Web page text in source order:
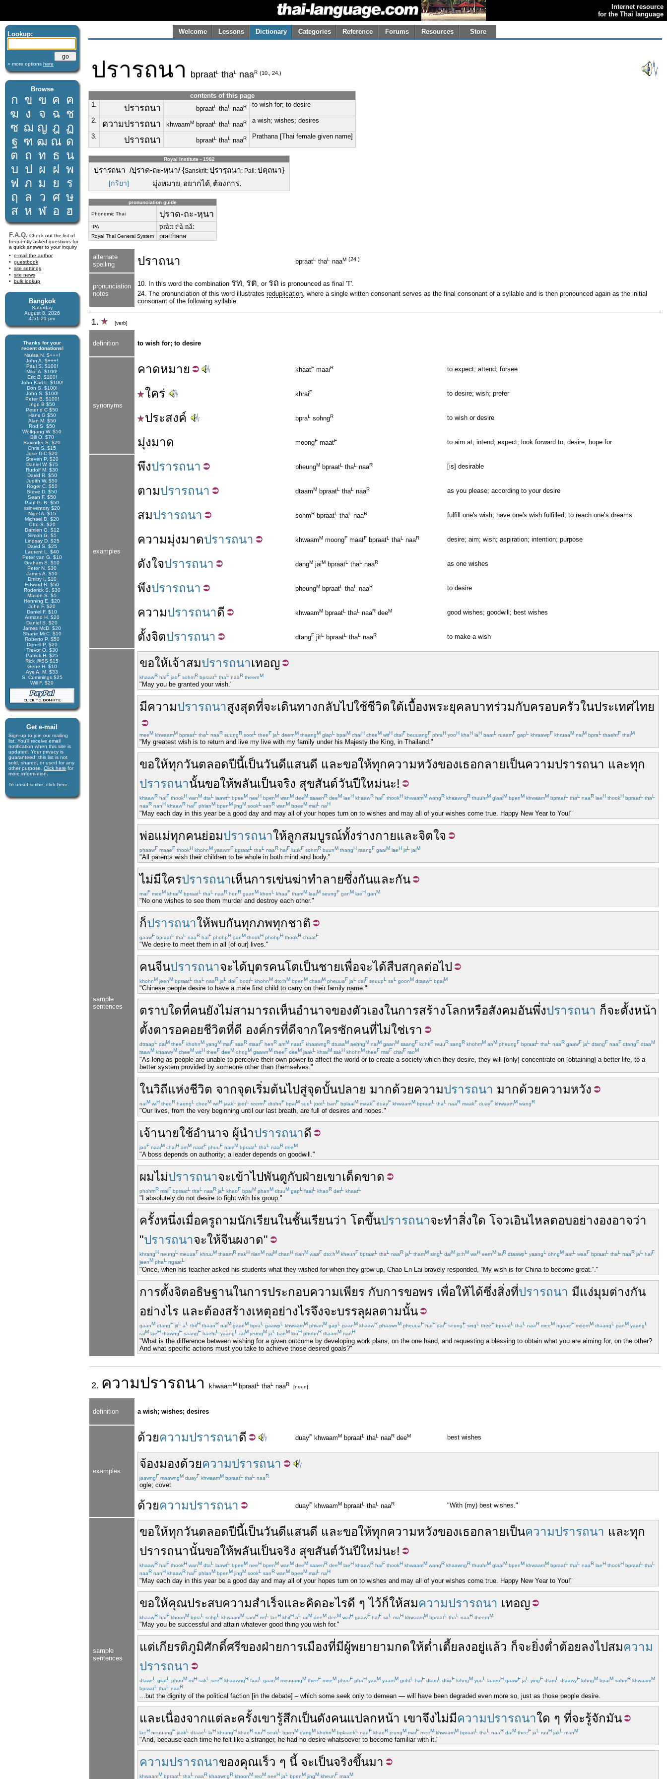
Internet resource
for the Thai language
Lookup:
» more options here
Browse
ก ข ฃ ค ฅ
ฆ ง จ ฉ ช
ซ ฌ ญ ฎ ฏ
ฐ ฑ ฒ ณ ด
ต ถ ท ธ น
บ ป ผ ฝ พ
ฟ ภ ม ย
ร
ฤ
ล ว ศ ษ
ส ห ฬ อ ฮ
F.A.Q. Check out the list of
frequently asked questions for
a quick answer to your inquiry
e-mail the author
guestbook
site settings
site news
bulk lookup
Bangkok
Saturday
August 8, 2026
4:51:22 pm
Thanks for your
recent donations!
Narisa N. $+++!
John A. $+++!
Paul S. $100!
Mike A. $100!
Eric B. $100!
John Karl L. $100!
Don S. $100!
John S. $100!
Peter B. $100!
Ingo B $50
Peter d C $50
Hans G $50
Alan M. $50
Rod S. $50
Wolfgang W. $50
Bill O. $70
Ravinder S. $20
Chris S. $15
Jose D-C $20
Steven P. $20
Daniel W. $75
Rudolf M. $30
David R. $50
Judith W. $50
Roger C. $50
Steve D. $50
Sean F. $50
Paul G. B. $50
xsinventory $20
Nigel A. $15
Michael B. $20
Otto S. $20
Damien G. $12
Simon G. $5
Lindsay D. $25
David S. $25
Laurent L. $40
Peter van G. $10
Graham S. $10
Peter N. $30
James A. $10
Dmitry I. $10
Edward R. $50
Roderick S. $30
Mason S. $5
Henning E. $20
John F. $20
Daniel F. $10
Armand H. $20
Daniel S. $20
James McD. $20
Shane McC. $10
Roberto P. $50
Derrell P. $20
Trevor O. $30
Patrick H. $25
Rick @SS $15
Gene H. $10
Aye A. M. $33
S. Cummings $25
Will F. $20
Get e-mail
Sign-up to join our mail­ing
list. You'll receive e­mail
notification when this site is
updated. Your privacy is
guaran­teed; this list is not
sold, shared, or used for any
other purpose. Click here for
more infor­mation.
To unsubscribe, click here
Welcome Lessons Dictionary Categories Reference Forums Resources Store
ปรารถนา bpraatL thaL naaR (10., 24.)
contents of this page
1.
ปรารถนา bpraatL thaL naaR to wish for; to desire
2. ความปรารถนา khwaamM bpraatL thaL naaR a wish; wishes; desires
3. ปรารถนา bpraatL thaL naaR Prathana [Thai female given name]
Royal Institute - 1982
ปรารถนา /ปฺราด-ถะ-หฺนา/ {Sanskrit: ปฺรารฺถนา; Pali: ปตฺถนา}
[กริยา] มุ่งหมาย, อยากได้, ต้องการ.
pronunciation guide
Phonemic Thai ปฺราด-ถะ-หฺนา
IPA pràːt tʰà nǎː
Royal Thai General System pratthana
alternate
spelling
ปราถนา bpraatL thaL naaM (24.)
pronunciation
notes
10. In this word the combination รท, รต, or รถ is pronounced as final 'T'.
24. The pronunciation of this word illustrates reduplication, where a single written consonant serves as the final consonant of a syllable and is then pronounced again as the initial
consonant of the following syllable.
1. [verb]
definition to wish for; to desire
synonyms
คาดหมาย khaatF maaiR to expect; attend; forsee
ใคร่ khraiF to desire; wish; prefer
ประสงค์ bpraL sohngR to wish or desire
มุ่งมาด moongF maatF to aim at; intend; expect; look forward to; desire; hope for
examples
พึงปรารถนา pheungM bpraatL thaL naaR [is] desirable
ตามปรารถนา dtaamM bpraatL thaL naaR as you please; according to your desire
สมปรารถนา sohmR bpraatL thaL naaR fulfill one's wish; have one's wish fulfilled; to reach one’s dreams
ความมุ่งมาดปรารถนา khwaamM moongF maatF bpraatL thaL naaR desire; aim; wish; aspiration; intention; purpose
ดังใจปรารถนา dangM jaiM bpraatL thaL naaR as one wishes
พึงปรารถนา pheungM bpraatL thaL naaR to desire
ความปรารถนาดี khwaamM bpraatL thaL naaR deeM good wishes; goodwill; best wishes
ตั้งจิตปรารถนา dtangF jitL bpraatL thaL naaR to make a wish
sample
sentences
ขอให้เจ้าสมปรารถนาเทอญ
khaawR haiF jaoF sohmR bpraatL thaL naaR theernM
"May you be granted your wish."
มีความปรารถนาสูงสุดที่จะเดินทางกลับไปใช้ชีวิตใต้เบื้องพระยุคลบาทร่วมกับครอบครัวในประเทศไทย
meeM khwaamM bpraatL thaL naaR suungR sootL theeF jaL deernM thaangM glapL bpaiM chaiH cheeM witH dtaiF beuuangF phraH yooH khaH laH baatL ruaamF gapL khraawpF khruaaM naiM bpraL thaehtF thaiM
"My greatest wish is to return and live my live with my family under his Majesty the King, in Thailand."
ขอให้ทุกวันตลอดปีนี้เป็นวันดีแสนดี และขอให้ทุกความหวังของเธอกลายเป็นความปรารถนา และทุก
ปรารถนานั้นขอให้พลันเป็นจริง สุขสันต์วันปีใหม่นะ!
khaawR haiF thookH wanM dtaL laawtL bpeeM neeH bpenM wanM deeM saaenR deeM laeH khaawR haiF thookH khwaamM wangR khaawngR thuuhrM glaaiM bpenM khwaamM bpraatL thaL naaR laeH thookH bpraatL thaL
naaR nanH khaawR haiF phlanM bpenM jingM sookL sanR wanM bpeeM maiL naH
"May each day in this year be a good day and may all of your hopes turn on to wishes and may all of your wishes come true. Happy New Year to You!"
พ่อแม่ทุกคนย่อมปรารถนาให้ลูกสมบูรณ์ทั้งร่างกายและจิตใจ
phaawF maaeF thookH khohnM yaawmF bpraatL thaL naaR haiF luukF sohmR buunM thangH raangF gaaiM laeH jitL jaiM
"All parents wish their children to be whole in both mind and body."
ไม่มีใครปรารถนาเห็นการเข่นฆ่าทำลายซึ่งกันและกัน
maiF meeM khraiM bpraatL thaL naaR henR gaanM khenL khaaF thamM laaiM seungF ganM laeH ganM
"No one wishes to see them murder and destroy each other."
ก็ปรารถนาให้พบกันทุกภพทุกชาติ
gaawF bpraatL thaL naaR haiF phohpH ganM thookH phohpH thookH chaatF
"We desire to meet them in all [of our] lives."
คนจีนปรารถนาจะได้บุตรคนโตเป็นชายเพื่อจะได้สืบสกุลต่อไป
khohnM jeenM bpraatL thaL naaR jaL daiF bootL khohnM dto:hM bpenM chaaiM pheuuaF jaL daiF seuupL saL goonM dtaawL bpaiM
"Chinese people desire to have a male first child to carry on their family name."
ตราบใดที่คนยังไม่สามารถเห็นอำนาจของตัวเองในการสร้างโลกหรือสังคมอันพึ่งปรารถนา ก็จะตั้งหน้า
ตั้งตารอคอยชีวิตที่ดี องค์กรที่ดีจากใครซักคนที่ไม่ใช่เรา
dtraapL daiM theeF khohnM yangM maiF saaR maatF henR amM naatF khaawngR dtuaaM aehngM naiM gaanM saangF lo:hkF reuuR sangR khohmM anM pheungF bpraatL thaL naaR gaawF jaL dtangF naaF dtangF dtaaM
raawM khaawyM cheeM witH theeF deeM ohngM gaawnM theeF deeM jaakL khraiM sakH khohnM theeF maiF chaiF raoM
"As long as people are unable to perceive their own power to affect the world or to create a society which they desire, they will [only] concentrate on [obtaining] a better life, to a
better system provided by someone other than themselves."
ในวิถีแห่งชีวิต จากจุดเริ่มต้นไปสู่จุดบั้นปลาย มากด้วยความปรารถนา มากด้วยความหวัง
naiM wiH theeR haengL cheeM witH jaakL jootL reermF dtohnF bpaiM suuL jootL banF bplaaiM maakF duayF khwaamM bpraatL thaL naaR maakF duayF khwaamM wangR
"Our lives, from the very beginning until our last breath, are full of desires and hopes."
เจ้านายใช้อำนาจ ผู้นำปรารถนาดี
jaoF naaiM chaiH amM naatF phuuF namM bpraatL thaL naaR deeM
"A boss depends on authority; a leader depends on goodwill."
ผมไม่ปรารถนาจะเข้าไปพันตูกับฝ่ายเขาเด็ดขาด
phohmR maiF bpraatL thaL naaR jaL khaoF bpaiM phanM dtuuM gapL faaiL khaoR detL khaatL
"I absolutely do not desire to fight with his group."
ครั้งหนึ่งเมื่อครูถามนักเรียนในชั้นเรียนว่า โตขึ้นปรารถนาจะทำสิ่งใด โจวเอินไหลตอบอย่างองอาจว่า
"ปรารถนาจะให้จีนผงาด"
khrangH neungL meuuaF khruuM thaamR nakH riianM naiM chanH riianM waaF dto:hM kheunF bpraatL thaL naaR jaL thamM singL daiM jo:hM waH eernM laiR dtaawpL yaangL ohngM aatL waaF bpraatL thaL naaR jaL haiF
jeenM phaL ngaatL
"Once, when his teacher asked his students what they wished for when they grow up, Chao En Lai bravely responded, “My wish is for China to become great.”."
การตั้งจิตอธิษฐานในการประกอบความเพียร กับการขอพร เพื่อให้ได้ซึ่งสิ่งที่ปรารถนา มีแง่มุมต่างกัน
อย่างไร และต้องสร้างเหตุอย่างไรจึงจะบรรลุผลตามนั้น
gaanM dtangF jitL aL thitH thaanR naiM gaanM bpraL gaawpL khwaamM phiianM gapL gaanM khaawR phaawnM pheuuaF haiF daiF seungF singL theeF bpraatL thaL naaR meeM ngaaeF moomM dtaangL ganM yaangL
raiM laeH dtawngF saangF haehtL yaangL raiM jeungM jaL banM looH phohnR dtaamM nanH
"What is the difference between wishing for a given outcome by developing work plans, on the one hand, and requesting a blessing to obtain what you are aiming for, on the other?
And what specific actions must you take to achieve those desired goals?"
2. ความปรารถนา khwaamM bpraatL thaL naaR [noun]
definition a wish; wishes; desires
examples
ด้วยความปรารถนาดี duayF khwaamM bpraatL thaL naaR deeM best wishes
จ้องมองด้วยความปรารถนา
jaawngF maawngM duayF khwaamM bpraatL thaL naaR
ogle; covet
ด้วยความปรารถนา duayF khwaamM bpraatL thaL naaR "With (my) best wishes."
sample
sentences
ขอให้ทุกวันตลอดปีนี้เป็นวันดีแสนดี และขอให้ทุกความหวังของเธอกลายเป็นความปรารถนา และทุก
ปรารถนานั้นขอให้พลันเป็นจริง สุขสันต์วันปีใหม่นะ!
khaawR haiF thookH wanM dtaL laawtL bpeeM neeH bpenM wanM deeM saaenR deeM laeH khaawR haiF thookH khwaamM wangR khaawngR thuuhrM glaaiM bpenM khwaamM bpraatL thaL naaR laeH thookH bpraatL thaL
naaR nanH khaawR haiF phlanM bpenM jingM sookL sanR wanM bpeeM maiL naH
"May each day in this year be a good day and may all of your hopes turn on to wishes and may all of your wishes come true. Happy New Year to You!"
ขอให้คุณประสบความสำเร็จและคิดอะไรดี ๆ ไว้ก็ให้สมความปรารถนา เทอญ
khaawR haiF khoonM bpraL sohpL khwaamM samR retL laeH khitH aL raiM deeM deeM waiH gaawF haiF saL maH khwaamM bpraatL thaL naaR theernM
"May you be successful and attain whatever good thing you wish for."
แต่เกียรติภูมิศักดิ์ศรีของฝ่ายการเมืองที่มีผู้พยายามกดให้ต่ำเตี้ยลงอยู่แล้ว ก็จะยิ่งต่ำต้อยลงไปสมความ
ปรารถนา
dtaaeL giiatL phuuM miH sakL seeR khaawngR faaiL gaanM meuuangM theeF meeM phuuF phaH yaaM yaamM gohtL haiF dtamL dtiiaF lohngM yuuL laaeoH gaawF jaL yingF dtamL dtaawyF lohngM bpaiM sohmR khwaamM
bpraatL thaL naaR
...but the dignity of the political faction [in the debate] – which some seek only to demean — will have been degraded even more so, just as those people desire.
และเนื่องจากแต่ละครั้งเขารู้สึกเป็นดังคนแปลกหน้า เขาจึงไม่มีความปรารถนาใด ๆ ที่จะรู้จักมัน
laeH neuuangF jaakL dtaaeL laH khrangH khaoR ruuH seukL bpenM dangM khohnM bplaaekL naaF khaoR jeungM maiF meeM khwaamM bpraatL thaL naaR daiM theeF jaL ruuH jakL manM
"And, because each time he felt like a stranger, he had no desire whatsoever to become familiar with it."
ความปรารถนาของคุณเร็ว ๆ นี้ จะเป็นจริงขึ้นมา
khwaamM bpraatL thaL naaR khaawngR khoonM reoM neeH jaL bpenM jingM kheunF maaM